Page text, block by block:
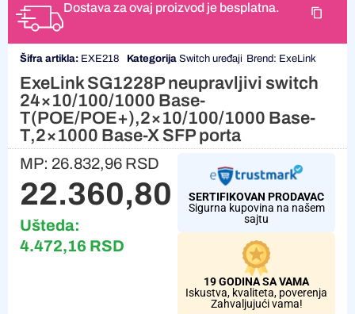
Dostava za ovaj proizvod je besplatna.
Šifra artikla: EXE218 Kategorija Switch uređaji Brend: ExeLink
ExeLink SG1228P neupravljivi switch
24×10/100/1000 Base-
T(POE/POE+),2×10/100/1000 Base-
T,2×1000 Base-X SFP porta
MP: 26.832,96 RSD
22.360,80 RSD
Ušteda:
4.472,16 RSD
SERTIFIKOVAN PRODAVAC
Sigurna kupovina na našem
sajtu
19 GODINA SA VAMA
Iskustva, kvaliteta, poverenja
Zahvaljujući vama!